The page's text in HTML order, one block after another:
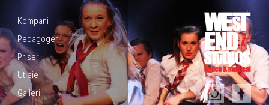
Kompani
Pedagoger
Priser
Utleie
Galleri